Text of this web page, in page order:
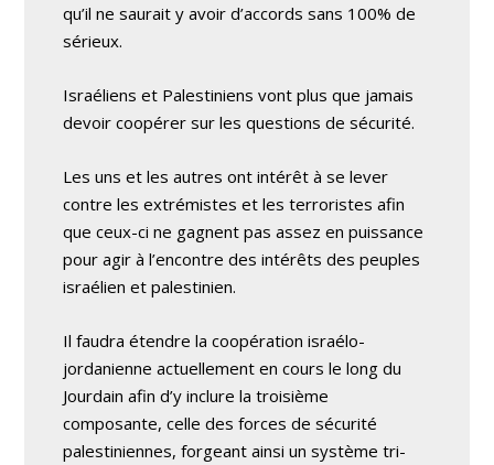
qu’il ne saurait y avoir d’accords sans 100% de
sérieux.
Israéliens et Palestiniens vont plus que jamais
devoir coopérer sur les questions de sécurité.
Les uns et les autres ont intérêt à se lever
contre les extrémistes et les terroristes afin
que ceux-ci ne gagnent pas assez en puissance
pour agir à l’encontre des intérêts des peuples
israélien et palestinien.
Il faudra étendre la coopération israélo-
jordanienne actuellement en cours le long du
Jourdain afin d’y inclure la troisième
composante, celle des forces de sécurité
palestiniennes, forgeant ainsi un système tri-